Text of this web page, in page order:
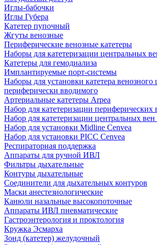
Иглы-бабочки
Иглы Губера
Катетер пупочный
Жгуты венозные
Периферические венозные катетеры
Наборы для катетеризации центральных
Катетеры для гемодиализа
Имплантируемые порт‑системы
Наборы для установки катетера венозного
периферически вводимого
Артериальные катетеры Arpea
Набор для катетеризации периферических
Набор для катетеризации центральных вен
Набор для установки Midline Cenvea
Набор для установки PICC Cenvea
Респираторная поддержка
Аппараты для ручной ИВЛ
Фильтры дыхательные
Контуры дыхательные
Соединители для дыхательных контуров
Маски анестезиологические
Канюли назальные высокопоточные
Аппараты ИВЛ пневматические
Гастроэнтерология и проктология
Кружка Эсмарха
Зонд (катетер) желудочный